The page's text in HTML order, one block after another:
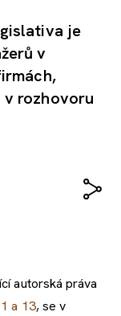
je
v
rozhovoru
autorská práva
a 13, se v